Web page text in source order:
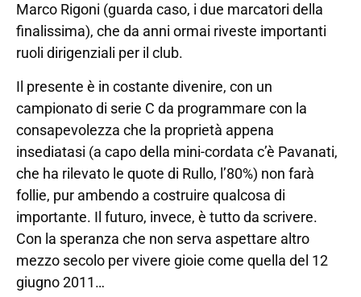
Marco Rigoni (guarda caso, i due marcatori della
finalissima), che da anni ormai riveste importanti
ruoli dirigenziali per il club.
Il presente è in costante divenire, con un
campionato di serie C da programmare con la
consapevolezza che la proprietà appena
insediatasi (a capo della mini-cordata c’è Pavanati,
che ha rilevato le quote di Rullo, l’80%) non farà
follie, pur ambendo a costruire qualcosa di
importante. Il futuro, invece, è tutto da scrivere.
Con la speranza che non serva aspettare altro
mezzo secolo per vivere gioie come quella del 12
giugno 2011…